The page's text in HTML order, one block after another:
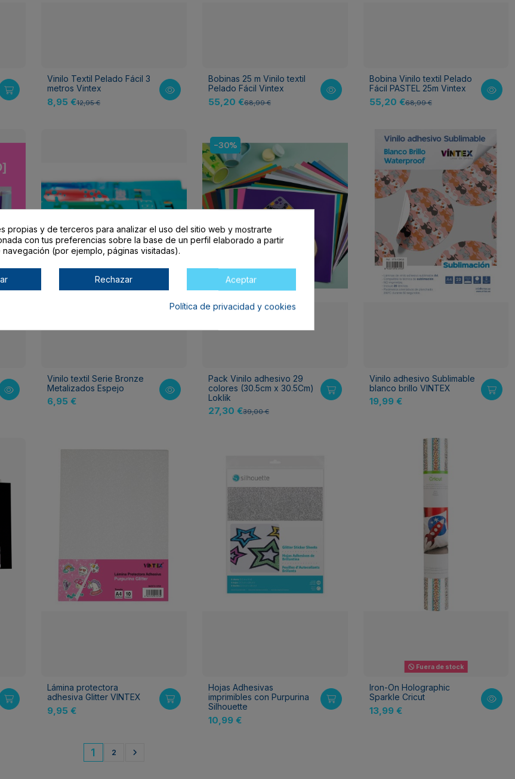
Vinilo Textil Pelado Fácil 3
metros Vintex
8,95 €12,95 €
Bobinas 25 m Vinilo textil
Pelado Fácil Vintex
55,20 €68,99 €
Bobina Vinilo textil Pelado
Fácil PASTEL 25m Vintex
55,20 €68,99 €
Vinilo textil Serie Bronze
Metalizados Espejo
6,95 €
-30%
Pack Vinilo adhesivo 29
colores (30.5cm x 30.5Cm)
Loklik
27,30 €39,00 €
Vinilo adhesivo Sublimable
blanco brillo VINTEX
19,99 €
Lámina protectora
adhesiva Glitter VINTEX
9,95 €
Hojas Adhesivas
imprimibles con Purpurina
Silhouette
10,99 €
Fuera de stock
Iron-On Holographic
Sparkle Cricut
13,99 €
1 2
propias y de terceros para analizar el uso del sitio web y mostrarte
con tus preferencias sobre la base de un perfil elaborado a partir
(por ejemplo, páginas visitadas).
Rechazar Aceptar
Política de privacidad y cookies